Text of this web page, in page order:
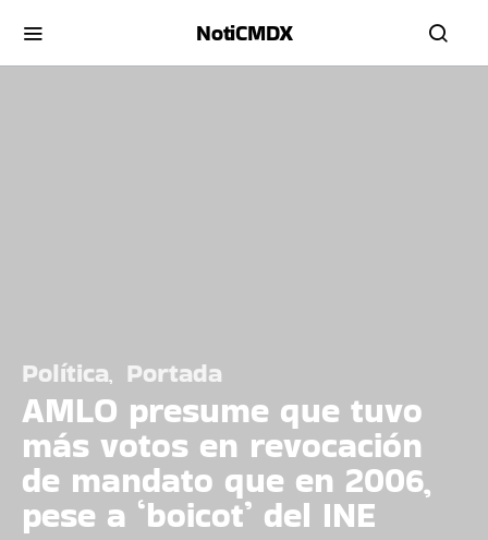
NotiCMDX
Política Portada
AMLO presume que tuvo
más votos en revocación
de mandato que en 2006,
pese a ‘boicot’ del INE